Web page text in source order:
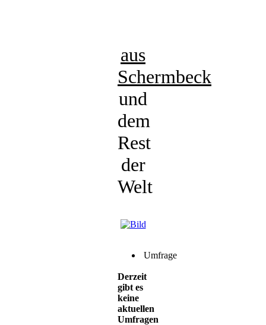
aus
Schermbeck
und
dem
Rest
der
Welt
Umfrage
Derzeit
gibt es
keine
aktuellen
Umfragen